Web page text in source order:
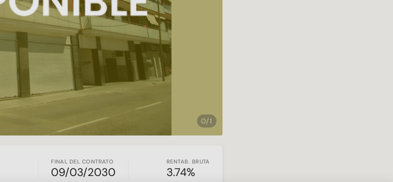
0/1
FINAL DEL CONTRATO
09/03/2030
RENTAB. BRUTA
3.74%